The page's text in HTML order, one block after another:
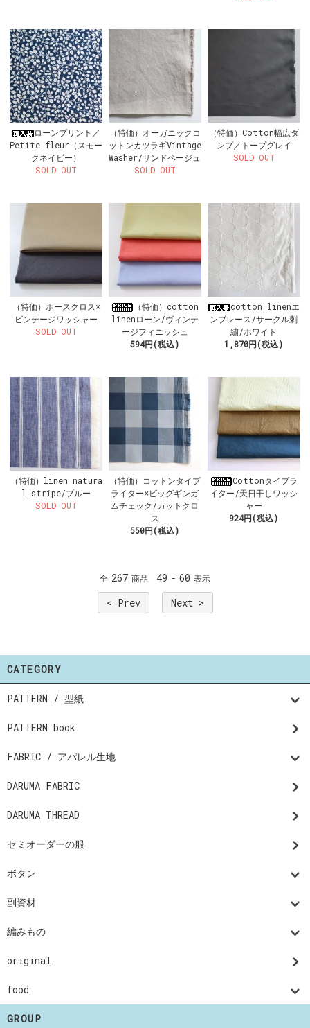
ローンプリント／
Petite fleur（スモー
クネイビー）
SOLD OUT
（特価）オーガニックコ
ットンカツラギVintage
Washer/サンドベージュ
SOLD OUT
（特価）Cotton幅広ダ
ンプ／トープグレイ
SOLD OUT
（特価）ホースクロス×
ビンテージワッシャー
SOLD OUT
（特価）cotton
linenローン/ヴィンテ
ージフィニッシュ
594円(税込)
cotton linenエ
ンブレース/サークル刺
繍/ホワイト
1,870円(税込)
（特価）linen natura
l stripe/ブルー
SOLD OUT
（特価）コットンタイプ
ライター×ビッグギンガ
ムチェック/カットクロ
ス
550円(税込)
Cottonタイプラ
イター/天日干しワッシ
ャー
924円(税込)
全 267 商品 49 - 60 表示
< Prev Next >
CATEGORY
PATTERN / 型紙
PATTERN book
FABRIC / アパレル生地
DARUMA FABRIC
DARUMA THREAD
セミオーダーの服
ボタン
副資材
編みもの
original
food
GROUP